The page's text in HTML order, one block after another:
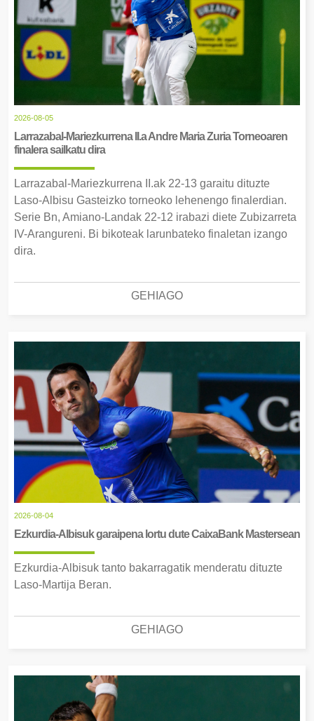
2026-08-05
Larrazabal-Mariezkurrena II.a Andre Maria Zuria Torneoaren
finalera sailkatu dira
Larrazabal-Mariezkurrena II.ak 22-13 garaitu dituzte
Laso-Albisu Gasteizko torneoko lehenengo finalerdian.
Serie Bn, Amiano-Landak 22-12 irabazi diete Zubizarreta
IV-Arangureni. Bi bikoteak larunbateko finaletan izango
dira.
GEHIAGO
2026-08-04
Ezkurdia-Albisuk garaipena lortu dute CaixaBank Mastersean
Ezkurdia-Albisuk tanto bakarragatik menderatu dituzte
Laso-Martija Beran.
GEHIAGO